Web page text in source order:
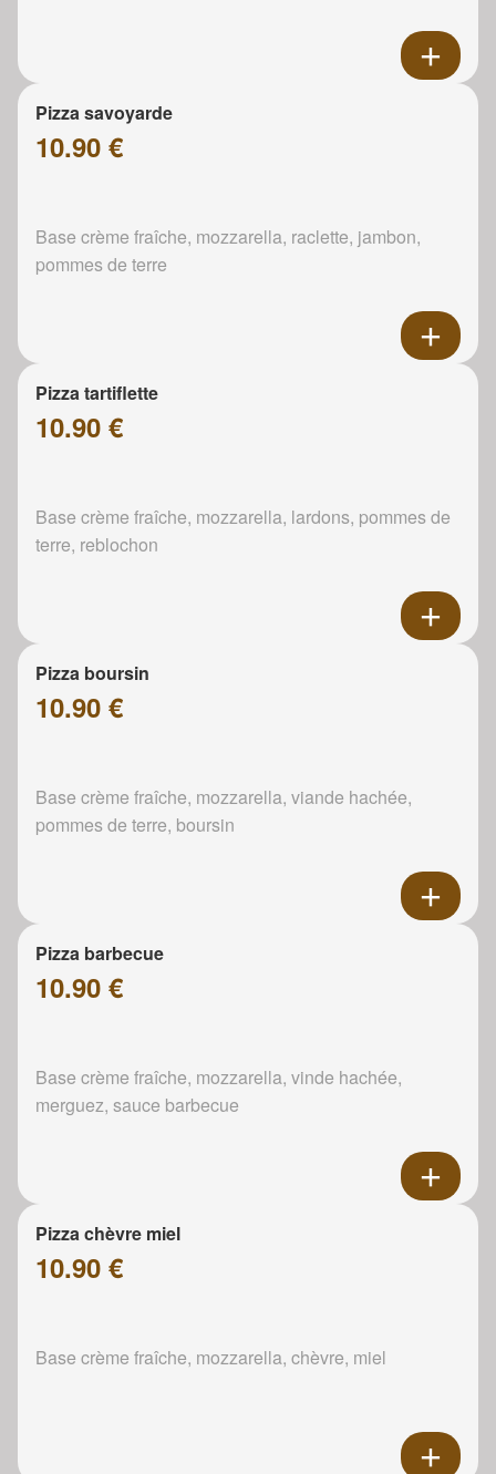
Pizza savoyarde
10.90 €
Base crème fraîche, mozzarella, raclette, jambon,
pommes de terre
Pizza tartiflette
10.90 €
Base crème fraîche, mozzarella, lardons, pommes de
terre, reblochon
Pizza boursin
10.90 €
Base crème fraîche, mozzarella, viande hachée,
pommes de terre, boursin
Pizza barbecue
10.90 €
Base crème fraîche, mozzarella, vinde hachée,
merguez, sauce barbecue
Pizza chèvre miel
10.90 €
Base crème fraîche, mozzarella, chèvre, miel